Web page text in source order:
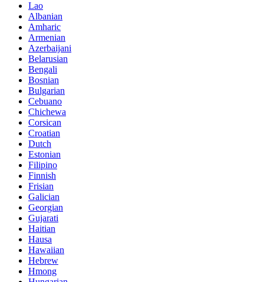
Lao
Albanian
Amharic
Armenian
Azerbaijani
Belarusian
Bengali
Bosnian
Bulgarian
Cebuano
Chichewa
Corsican
Croatian
Dutch
Estonian
Filipino
Finnish
Frisian
Galician
Georgian
Gujarati
Haitian
Hausa
Hawaiian
Hebrew
Hmong